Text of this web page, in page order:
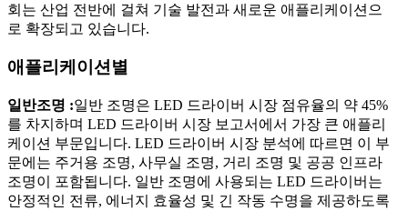
회는 산업 전반에 걸쳐 기술 발전과 새로운 애플리케이션으
로 확장되고 있습니다.
애플리케이션별
일반조명 :일반 조명은 LED 드라이버 시장 점유율의 약 45%
를 차지하며 LED 드라이버 시장 보고서에서 가장 큰 애플리
케이션 부문입니다. LED 드라이버 시장 분석에 따르면 이 부
문에는 주거용 조명, 사무실 조명, 거리 조명 및 공공 인프라
조명이 포함됩니다. 일반 조명에 사용되는 LED 드라이버는
안정적인 전류, 에너지 효율성 및 긴 작동 수명을 제공하도록